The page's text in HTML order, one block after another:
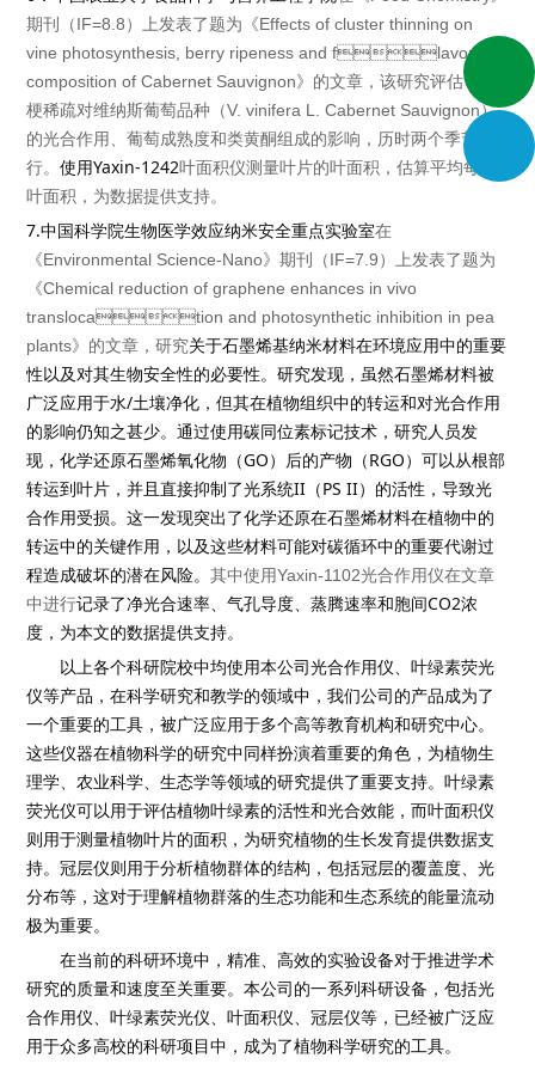
期刊（IF=8.8）上发表了题为《Effects of cluster thinning on
vine photosynthesis, berry ripeness and flavonoid
composition of Cabernet Sauvignon》的文章，该研究评估了簇
梗稀疏对维纳斯葡萄品种（V. vinifera L. Cabernet Sauvignon）
的光合作用、葡萄成熟度和类黄酮组成的影响，历时两个季节进
行。使用Yaxin-1242叶面积仪测量叶片的叶面积，估算平均每枝
叶面积，为数据提供支持。
7.中国科学院生物医学效应纳米安全重点实验室在
《Environmental Science-Nano》期刊（IF=7.9）上发表了题为
《Chemical reduction of graphene enhances in vivo
translocation and photosynthetic inhibition in pea
plants》的文章，研究关于石墨烯基纳米材料在环境应用中的重要
性以及对其生物安全性的必要性。研究发现，虽然石墨烯材料被
广泛应用于水/土壤净化，但其在植物组织中的转运和对光合作用
的影响仍知之甚少。通过使用碳同位素标记技术，研究人员发
现，化学还原石墨烯氧化物（GO）后的产物（RGO）可以从根部
转运到叶片，并且直接抑制了光系统II （PS II）的活性，导致光
合作用受损。这一发现突出了化学还原在石墨烯材料在植物中的
转运中的关键作用，以及这些材料可能对碳循环中的重要代谢过
程造成破坏的潜在风险。其中使用Yaxin-1102光合作用仪在文章
中进行记录了净光合速率、气孔导度、蒸腾速率和胞间CO2浓
度，为本文的数据提供支持。
以上各个科研院校中均使用本公司光合作用仪、叶绿素荧光
仪等产品，在科学研究和教学的领域中，我们公司的产品成为了
一个重要的工具，被广泛应用于多个高等教育机构和研究中心。
这些仪器在植物科学的研究中同样扮演着重要的角色，为植物生
理学、农业科学、生态学等领域的研究提供了重要支持。叶绿素
荧光仪可以用于评估植物叶绿素的活性和光合效能，而叶面积仪
则用于测量植物叶片的面积，为研究植物的生长发育提供数据支
持。冠层仪则用于分析植物群体的结构，包括冠层的覆盖度、光
分布等，这对于理解植物群落的生态功能和生态系统的能量流动
极为重要。
在当前的科研环境中，精准、高效的实验设备对于推进学术
研究的质量和速度至关重要。本公司的一系列科研设备，包括光
合作用仪、叶绿素荧光仪、叶面积仪、冠层仪等，已经被广泛应
用于众多高校的科研项目中，成为了植物科学研究的工具。